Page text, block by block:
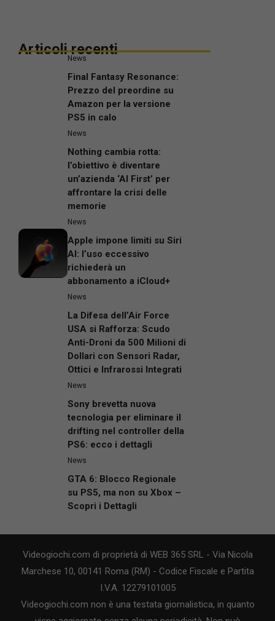
Articoli recenti
News
Final Fantasy Resonance:
Prezzo del preordine su
Amazon per la versione
PS5 in calo
News
Nothing cambia rotta:
l’obiettivo è diventare
un’azienda ‘AI First’ per
affrontare la crisi delle
memorie
News
Apple impone limiti su Siri
AI: l’uso eccessivo
richiederà un
abbonamento a iCloud+
News
La Difesa dell’Air Force
USA si Rafforza: Scudo
Anti-Droni da 500 Milioni di
Dollari con Sensori Radar,
Ottici e Infrarossi Integrati
News
Sony brevetta nuova
tecnologia per eliminare il
drifting nel controller della
PS6: ecco i dettagli
News
GTA 6: Blocco Regionale
su PS5, ma non su Xbox –
Scopri i Dettagli
Videogiochi.com di proprietà di WEB 365 SRL - Via Nicola
Marchese 10, 00141 Roma (RM) - Codice Fiscale e Partita
I.V.A. 12279101005
Videogiochi.com non è una testata giornalistica, in quanto